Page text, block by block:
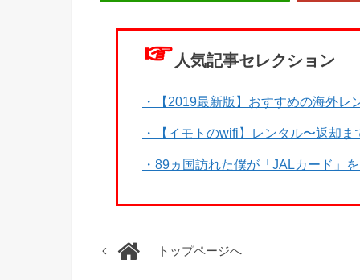
☞ 人気記事セレクション
・【2019最新版】おすすめの海外
・【イモトのwifi】レンタル〜返却
・89ヵ国訪れた僕が「JALカード」
トップページへ